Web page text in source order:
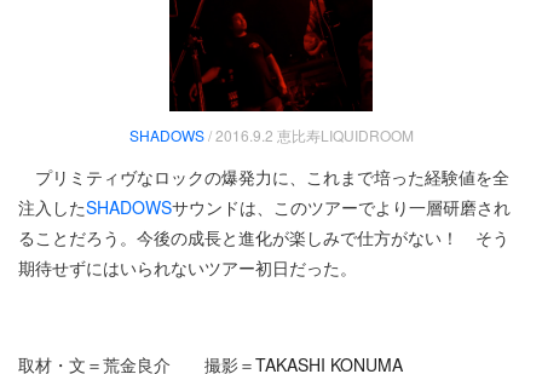
SHADOWS/ 2016.9.2 恵比寿LIQUIDROOM
プリミティヴなロックの爆発力に、これまで培った経験値を全
注入したSHADOWSサウンドは、このツアーでより一層研磨され
ることだろう。今後の成長と進化が楽しみで仕方がない！ そう
期待せずにはいられないツアー初日だった。
取材・文＝荒金良介 撮影＝TAKASHI KONUMA